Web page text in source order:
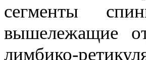
сегменты
вышележащие
лимбико-